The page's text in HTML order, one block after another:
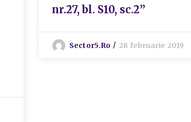
nr.27, bl. S10, sc.2”
Sector5.ro 28 februarie 2019